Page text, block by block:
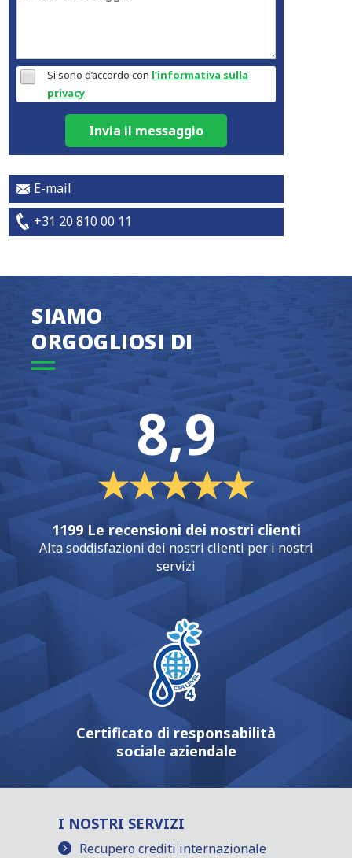
Si sono d’accordo con l’informativa sulla
privacy
Invia il messaggio
E-mail
+31 20 810 00 11
SIAMO
ORGOGLIOSI DI
8,9
1199 Le recensioni dei nostri clienti
Alta soddisfazioni dei nostri clienti per i nostri
servizi
Certificato di responsabilità
sociale aziendale
I NOSTRI SERVIZI
Recupero crediti internazionale